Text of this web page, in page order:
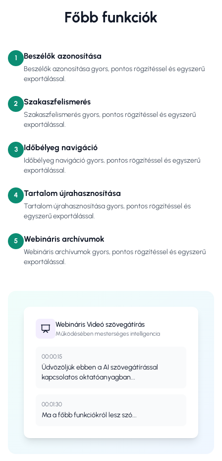
Főbb funkciók
1 Beszélők azonosítása
Beszélők azonosítása gyors, pontos rögzítéssel és egyszerű
exportálással.
2 Szakaszfelismerés
Szakaszfelismerés gyors, pontos rögzítéssel és egyszerű
exportálással.
3 Időbélyeg navigáció
Időbélyeg navigáció gyors, pontos rögzítéssel és egyszerű
exportálással.
4 Tartalom újrahasznosítása
Tartalom újrahasznosítása gyors, pontos rögzítéssel és
egyszerű exportálással.
5 Webináris archívumok
Webináris archívumok gyors, pontos rögzítéssel és egyszerű
exportálással.
WebinárisVideó szövegátírás
Működésében mesterséges intelligencia
00:00:15
Üdvözöljük ebben a AI szövegátírással
kapcsolatos oktatóanyagban...
00:01:30
Ma a főbb funkciókról lesz szó...